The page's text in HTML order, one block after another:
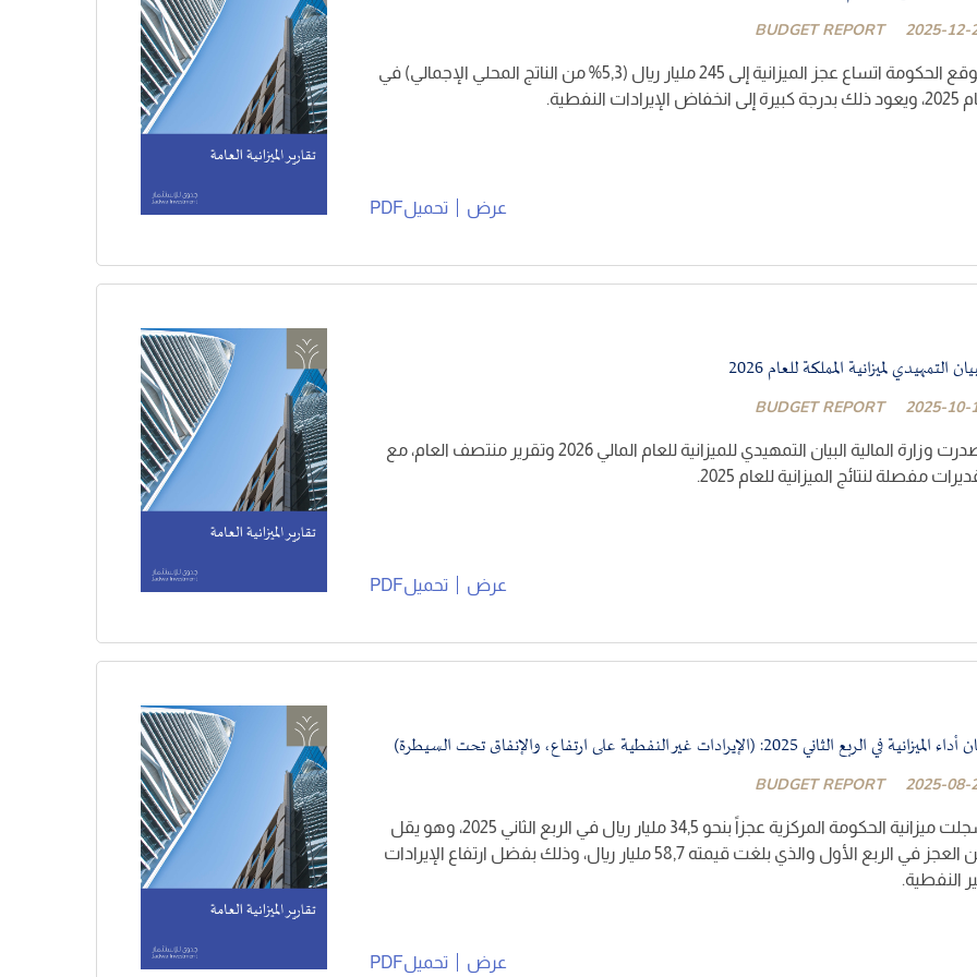
2025-12-
BUDGET REPORT
تتوقع الحكومة اتساع عجز الميزانية إلى 245 مليار ريال (5,3% من الناتج المحلي الإجمالي) في
الإيرادات النفطية.
عرض تحميلPDF
التمهيدي لميزانية المملكة للعام 2026
2025-10-
BUDGET REPORT
أصدرت وزارة المالية البيان التمهيدي للميزانية للعام المالي 2026 وتقرير منتصف العام، مع
مفصلة لنتائج الميزانية للعام 2025.
عرض تحميلPDF
الميزانية في الربع الثاني 2025: (الإيرادات غير النفطية على ارتفاع، والإنفاق تحت السيطرة)
2025-08-
BUDGET REPORT
سجلت ميزانية الحكومة المركزية عجزاً بنحو 34,5 مليار ريال في الربع الثاني 2025، وهو يقل
عن العجز في الربع الأول والذي بلغت قيمته 58,7 مليار ريال، وذلك بفضل ارتفاع الإيرادات
النفطية.
عرض تحميلPDF